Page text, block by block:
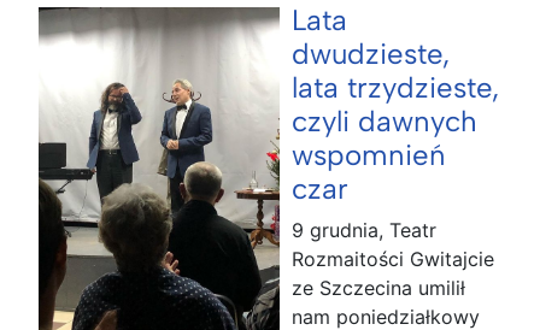
Lata
dwudzieste,
lata trzydzieste,
czyli dawnych
wspomnień
czar
9 grudnia, Teatr
Rozmaitości Gwitajcie
ze Szczecina umilił
nam poniedziałkowy